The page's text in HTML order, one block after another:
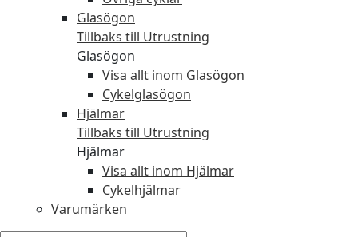
Glasögon
Tillbaks till Utrustning
Glasögon
Visa allt inom Glasögon
Cykelglasögon
Hjälmar
Tillbaks till Utrustning
Hjälmar
Visa allt inom Hjälmar
Cykelhjälmar
Varumärken